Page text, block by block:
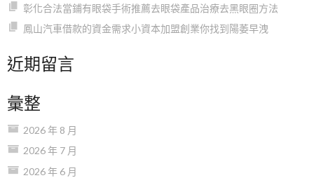
彰化合法當鋪有眼袋手術推薦去眼袋產品治療去黑眼圈方法
鳳山汽車借款的資金需求小資本加盟創業你找到陽萎早洩
近期留言
彙整
2026 年 8 月
2026 年 7 月
2026 年 6 月